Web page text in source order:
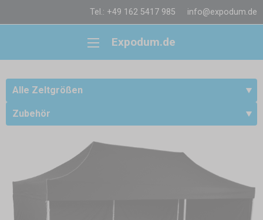
Tel.: +49 162 5417 985 info@expodum.de
Expodum.de
Alle Zeltgrößen
Zubehör